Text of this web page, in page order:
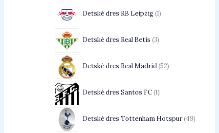
Detské dres RB Leipzig 1
Detské dres Real Betis 3
Detské dres Real Madrid 52
Detské dres Santos FC 1
Detské dres Tottenham Hotspur 49